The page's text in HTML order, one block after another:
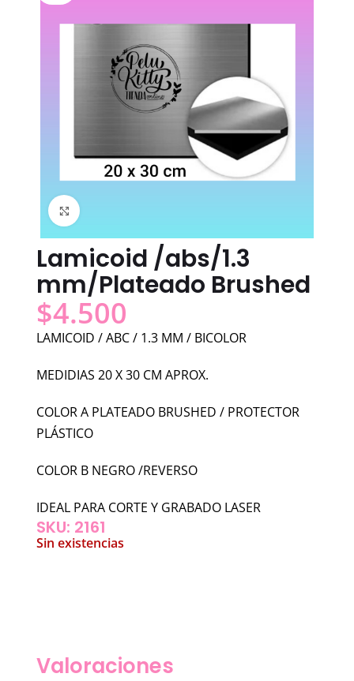
Lamicoid /abs/1.3
mm/Plateado Brushed
$4.500
LAMICOID / ABC / 1.3 MM / BICOLOR
MEDIDIAS 20 X 30 CM APROX.
COLOR A PLATEADO BRUSHED / PROTECTOR
PLÁSTICO
COLOR B NEGRO /REVERSO
IDEAL PARA CORTE Y GRABADO LASER
SKU: 2161
Sin existencias
Valoraciones